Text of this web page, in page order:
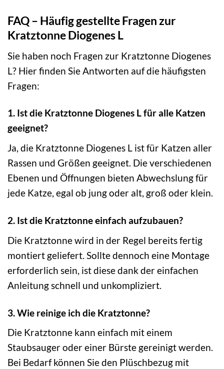
FAQ – Häufig gestellte Fragen zur
Kratztonne Diogenes L
Sie haben noch Fragen zur Kratztonne Diogenes
L? Hier finden Sie Antworten auf die häufigsten
Fragen:
1. Ist die Kratztonne Diogenes L für alle Katzen
geeignet?
Ja, die Kratztonne Diogenes L ist für Katzen aller
Rassen und Größen geeignet. Die verschiedenen
Ebenen und Öffnungen bieten Abwechslung für
jede Katze, egal ob jung oder alt, groß oder klein.
2. Ist die Kratztonne einfach aufzubauen?
Die Kratztonne wird in der Regel bereits fertig
montiert geliefert. Sollte dennoch eine Montage
erforderlich sein, ist diese dank der einfachen
Anleitung schnell und unkompliziert.
3. Wie reinige ich die Kratztonne?
Die Kratztonne kann einfach mit einem
Staubsauger oder einer Bürste gereinigt werden.
Bei Bedarf können Sie den Plüschbezug mit